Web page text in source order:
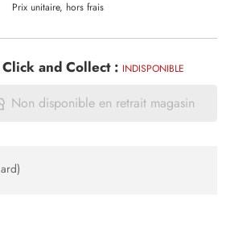
Prix unitaire, hors frais
Click and Collect : INDISPONIBLE
Non disponible en retrait magasin